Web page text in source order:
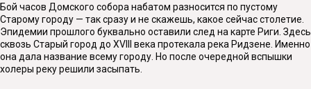
Бой часов Домского собора набатом разносится по пустому
Старому городу — так сразу и не скажешь, какое сейчас столетие.
Эпидемии прошлого буквально оставили след на карте Риги. Здесь
сквозь Старый город до XVIII века протекала река Ридзене. Именно
она дала название всему городу. Но после очередной вспышки
холеры реку решили засыпать.